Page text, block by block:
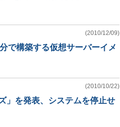
(2010/12/09)
で構築する仮想サーバーイメ
(2010/10/22)
」を発表、システムを停止せ